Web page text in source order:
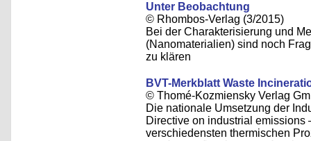
Unter Beobachtung
© Rhombos-Verlag (3/2015)
Bei der Charakterisierung und
(Nanomaterialien) sind noch
zu klären
BVT-Merkblatt Waste
© Thomé-Kozmiensky Verlag
Die nationale Umsetzung der
Directive on industrial emissions
verschiedensten thermischen